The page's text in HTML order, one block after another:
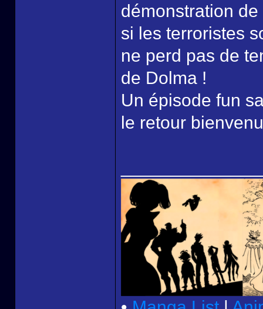
démonstration
si les terroristes
ne perd pas de
de Dolma !
Un épisode fun
le retour